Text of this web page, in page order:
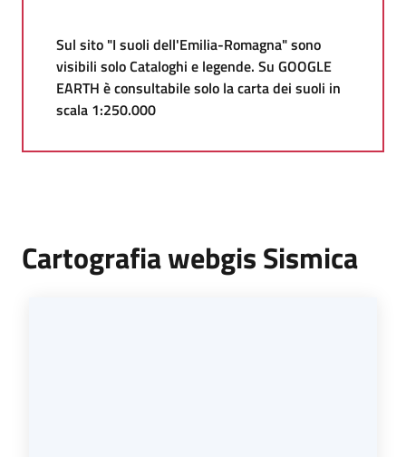
Sul sito "I suoli dell'Emilia-Romagna" sono
visibili solo Cataloghi e legende. Su GOOGLE
EARTH è consultabile solo la carta dei suoli in
scala 1:250.000
Cartografia webgis Sismica